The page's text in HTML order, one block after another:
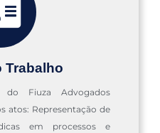
Trabalho
Fiuza Advogados
atos: Representação de
em processos e